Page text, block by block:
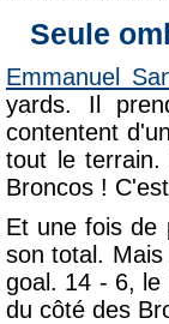
Seule
Emmanuel
yards. Il
contentent d'un
tout le
Broncos !
Et une fois de
son total.
goal. 14 - 6, le
du côté des